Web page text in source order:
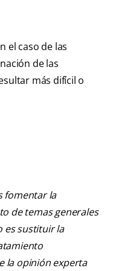
el caso de las
de las
más difícil o
fomentar la
de temas generales
es sustituir la
la opinión experta